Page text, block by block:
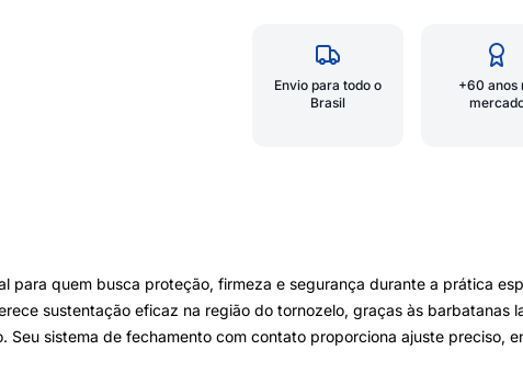
Envio para todo o
Brasil
+60 anos
para quem busca proteção, firmeza e segurança durante a prática
sustentação eficaz na região do tornozelo, graças às barbatanas
sistema de fechamento com contato proporciona ajuste preciso,